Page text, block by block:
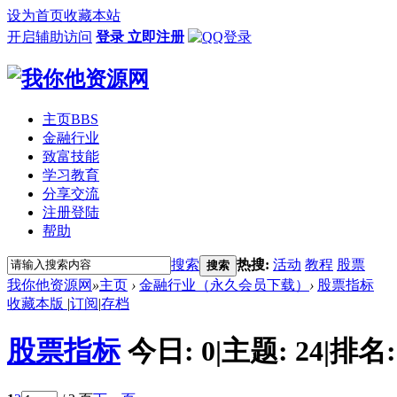
设为首页收藏本站
开启辅助访问 登录 立即注册
主页BBS
金融行业
致富技能
学习教育
分享交流
注册登陆
帮助
搜索 搜索 热搜: 活动 教程 股票
我你他资源网 »主页 › 金融行业（永久会员下载） › 股票指标
收藏本版 |订阅|存档
股票指标 今日: 0|主题: 24|排